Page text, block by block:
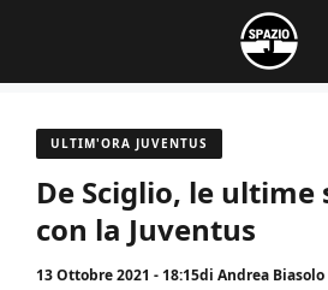
contenuto
ULTIM'ORA JUVENTUS
De Sciglio, le
con la Juventus
13 Ottobre 2021 - 18:15di Andrea Biasolo